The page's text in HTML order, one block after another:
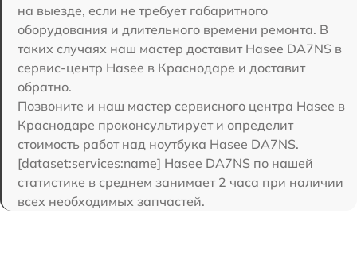
на выезде, если не требует габаритного
оборудования и длительного времени ремонта. В
таких случаях наш мастер доставит Hasee DA7NS в
сервис-центр Hasee в Краснодаре и доставит
обратно.
Позвоните и наш мастер сервисного центра Hasee в
Краснодаре проконсультирует и определит
стоимость работ над ноутбука Hasee DA7NS.
[dataset:services:name] Hasee DA7NS по нашей
статистике в среднем занимает 2 часа при наличии
всех необходимых запчастей.